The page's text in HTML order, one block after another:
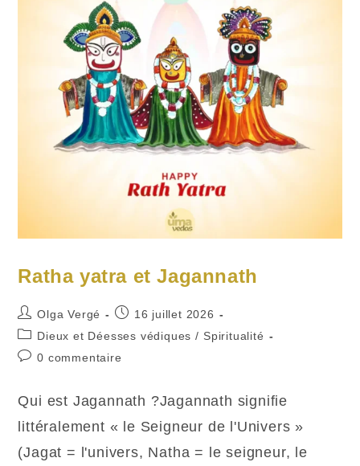
Ratha yatra et Jagannath
Auteur/autrice
de
publication :
Olga Vergé
Publication
publiée :
16 juillet 2026
Post
category:
Dieux et Déesses védiques / Spiritualité
Commentaires
publication :
0 commentaire
Qui est Jagannath ?Jagannath signifie
littéralement « le Seigneur de l'Univers »
(Jagat = l'univers, Natha = le seigneur, le